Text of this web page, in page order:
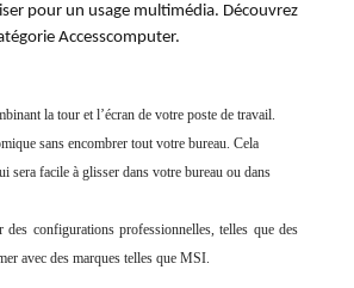
pour un usage multimédia. Découvrez
Accesscomputer.
la tour et l’écran de votre poste de travail.
sans encombrer tout votre bureau. Cela
sera facile à glisser dans votre bureau ou dans
configurations professionnelles, telles que des
avec des marques telles que MSI.